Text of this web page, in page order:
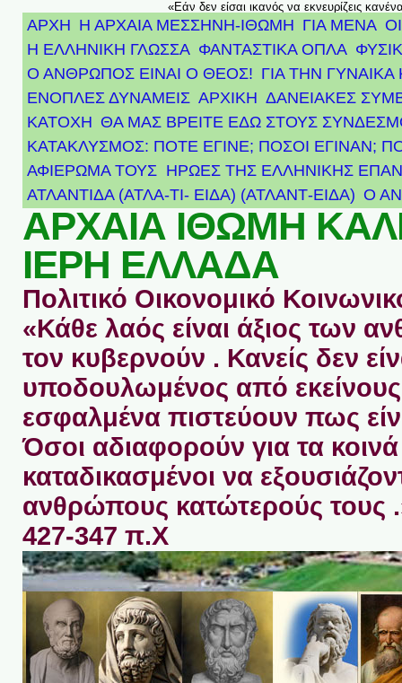
«Εάν δεν είσαι ικανός να εκνευρίζεις
ΑΡΧΗ Η ΑΡΧΑΙΑ ΜΕΣΣΗΝΗ-ΙΘΩΜΗ ΓΙΑ ΜΕΝΑ
Η ΕΛΛΗΝΙΚΗ ΓΛΩΣΣΑ ΦΑΝΤΑΣΤΙΚΑ ΟΠΛΑ
Ο ΑΝΘΡΩΠΟΣ ΕΙΝΑΙ Ο ΘΕΟΣ! ΓΙΑ ΤΗΝ ΓΥΝΑΙΚΑ
ΕΝΟΠΛΕΣ ΔΥΝΑΜΕΙΣ ΑΡΧΙΚΉ ΔΑΝΕΙΑΚΕΣ
ΚΑΤΟΧΗ ΘΑ ΜΑΣ ΒΡΕΙΤΕ ΕΔΩ ΣΤΟΥΣ
ΚΑΤΑΚΛΥΣΜΟΣ: ΠΟΤΕ ΕΓΙΝΕ; ΠΟΣΟΙ ΕΓΙΝΑΝ;
ΑΦΙΈΡΩΜΑ ΤΟΥΣ ΉΡΩΕΣ ΤΗΣ ΕΛΛΗΝΙΚΉΣ
ΑΤΛΑΝΤΊΔΑ (ΑΤΛΑ-ΤΙ- ΕΙΔΑ) (ΑΤΛΑΝΤ-ΕΙΔΑ) Ο
ΑΡΧΑΙΑ ΙΘΩΜΗ
ΙΕΡΗ ΕΛΛΑΔΑ
Πολιτικό Οικονομικό
«Κάθε λαός είναι άξιος των
τον κυβερνούν . Κανείς δεν
υποδουλωμένος από
εσφαλμένα πιστεύουν πως
Όσοι αδιαφορούν για τα κοινά
καταδικασμένοι να
ανθρώπους κατώτερούς τους
427-347 π.Χ